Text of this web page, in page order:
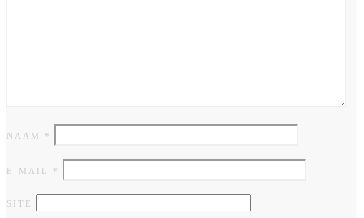
NAAM *
E-MAIL *
SITE